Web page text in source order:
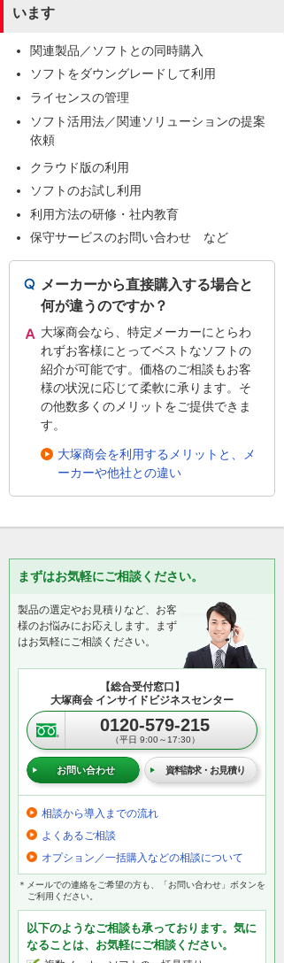
います
関連製品／ソフトとの同時購入
ソフトをダウングレードして利用
ライセンスの管理
ソフト活用法／関連ソリューションの提案
依頼
クラウド版の利用
ソフトのお試し利用
利用方法の研修・社内教育
保守サービスのお問い合わせ など
メーカーから直接購入する場合と
何が違うのですか？
大塚商会なら、特定メーカーにとらわ
れずお客様にとってベストなソフトの
紹介が可能です。価格のご相談もお客
様の状況に応じて柔軟に承ります。そ
の他数多くのメリットをご提供できま
す。
大塚商会を利用するメリットと、メ
ーカーや他社との違い
まずはお気軽にご相談ください。
製品の選定やお見積りなど、お客
様のお悩みにお応えします。まず
はお気軽にご相談ください。
【総合受付窓口】
大塚商会 インサイドビジネスセンター
0120-579-215
（平日 9:00～17:30）
お問い合わせ 資料請求・お見積り
相談から導入までの流れ
よくあるご相談
オプション／一括購入などの相談について
＊メールでの連絡をご希望の方も、「お問い合わせ」ボタンを
ご利用ください。
以下のようなご相談も承っております。気に
なることは、お気軽にご相談ください。